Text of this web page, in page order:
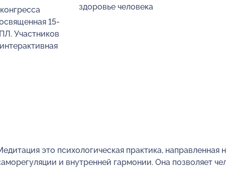
15-
Участников
здоровье человека
это психологическая практика, направленная
и внутренней гармонии. Она позволяет